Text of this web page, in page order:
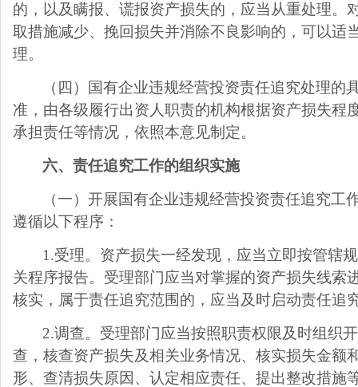
的，以及瞒报、谎报资产损失的，应当从重处理。
取措施减少、挽回损失并消除不良影响的，可以适
理。
（四）国有企业违规经营投资责任追究处理的
准，由各级履行出资人职责的机构根据资产损失程
承担责任等情况，依照本意见制定。
六、责任追究工作的组织实施
（一）开展国有企业违规经营投资责任追究工
遵循以下程序：
1.受理。资产损失一经发现，应当立即按管辖
关程序报告。受理部门应当对掌握的资产损失线索
核实，属于责任追究范围的，应当及时启动责任追
2.调查。受理部门应当按照职责权限及时组织
查，核查资产损失及相关业务情况、核实损失金额
形、查清损失原因、认定相应责任、提出整改措施